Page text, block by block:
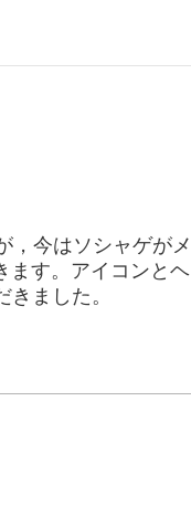
今はソシャゲが
す。アイコンと
ました。